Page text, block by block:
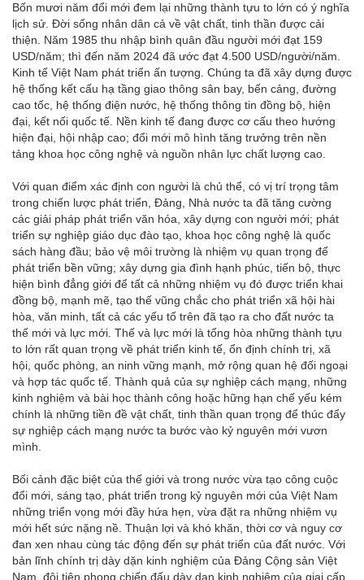
Bốn mươi năm đổi mới đem lại những thành tựu to lớn có ý nghĩa
lịch sử. Đời sống nhân dân cả về vật chất, tinh thần được cải
thiện. Năm 1985 thu nhập bình quân đầu người mới đạt 159
USD/năm; thì đến năm 2024 đã ước đạt 4.500 USD/người/năm.
Kinh tế Việt Nam phát triển ấn tượng. Chúng ta đã xây dựng được
hệ thống kết cấu hạ tầng giao thông sân bay, bến cảng, đường
cao tốc, hệ thống điện nước, hệ thống thông tin đồng bộ, hiện
đại, kết nối quốc tế. Nền kinh tế đang được cơ cấu theo hướng
hiện đại, hội nhập cao; đổi mới mô hình tăng trưởng trên nền
tảng khoa học công nghệ và nguồn nhân lực chất lượng cao.
Với quan điểm xác định con người là chủ thể, có vị trí trọng tâm
trong chiến lược phát triển, Đảng, Nhà nước ta đã tăng cường
các giải pháp phát triển văn hóa, xây dựng con người mới; phát
triển sự nghiệp giáo dục đào tạo, khoa học công nghệ là quốc
sách hàng đầu; bảo vệ môi trường là nhiệm vụ quan trọng để
phát triển bền vững; xây dựng gia đình hạnh phúc, tiến bộ, thực
hiện bình đẳng giới để tất cả những nhiệm vụ đó được triển khai
đồng bộ, mạnh mẽ, tạo thế vũng chắc cho phát triển xã hội hài
hòa, văn minh, tất cả các yếu tố trên đã tạo ra cho đất nước ta
thế mới và lực mới. Thế và lực mới là tổng hòa những thành tựu
to lớn rất quan trọng về phát triển kinh tế, ổn định chính trị, xã
hội, quốc phòng, an ninh vững mạnh, mở rộng quan hệ đối ngoại
và hợp tác quốc tế. Thành quả của sự nghiệp cách mạng, những
kinh nghiệm và bài học thành công hoặc hững hạn chế yếu kém
chính là những tiền đề vật chất, tinh thần quan trọng để thúc đẩy
sự nghiệp cách mạng nước ta bước vào kỷ nguyên mới vươn
mình.
Bối cảnh đặc biệt của thế giới và trong nước vừa tạo công cuộc
đổi mới, sáng tạo, phát triển trong kỷ nguyên mới của Việt Nam
những triển vọng mới đầy hứa hẹn, vừa đặt ra những nhiệm vụ
mới hết sức nặng nề. Thuận lợi và khó khăn, thời cơ và nguy cơ
đan xen nhau cùng tác động đến sự phát triển của đất nước. Với
bản lĩnh chính trị dày dặn kinh nghiệm của Đảng Cộng sản Việt
Nam, đội tiên phong chiến đấu dày dạn kinh nghiệm của giai cấp